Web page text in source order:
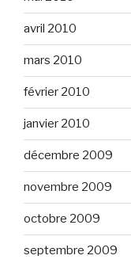
avril 2010
mars 2010
février 2010
janvier 2010
décembre 2009
novembre 2009
octobre 2009
septembre 2009